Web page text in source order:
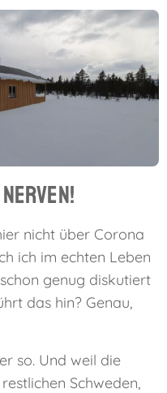
nicht über Corona
ich im echten Leben
genug diskutiert
das hin? Genau,
so. Und weil die
Schweden,